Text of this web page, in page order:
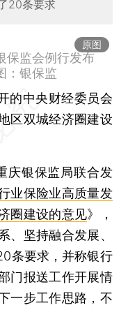
20条要求
原图
保监会例行发布
：银保监
的中央财经委员会
区双城经济圈建设
银保监局联合发
业保险业高质量发
圈建设的意见》，
、坚持融合发展、
条要求，并称银行
门报送工作开展情
一步工作思路，不